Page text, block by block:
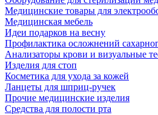
Медицинские товары для
Медицинская мебель
Идеи подарков на весну
Профилактика осложнений
Анализаторы крови и визуальные
Изделия для стоп
Косметика для ухода за кожей
Ланцеты для шприц-ручек
Прочие медицинские изделия
Средства для полости рта